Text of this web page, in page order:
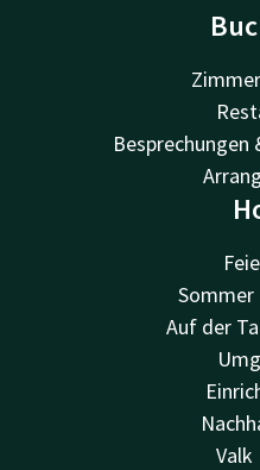
Besprechungen
Sommer
Auf der
Valk